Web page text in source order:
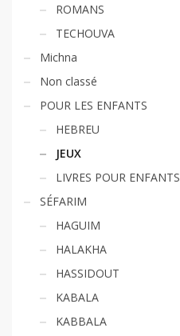
ROMANS
TECHOUVA
Michna
Non classé
POUR LES ENFANTS
HEBREU
JEUX
LIVRES POUR ENFANTS
SÉFARIM
HAGUIM
HALAKHA
HASSIDOUT
KABALA
KABBALA